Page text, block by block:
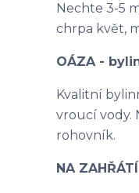
Nechte 3-5
chrpa květ,
OÁZA -
Kvalitní
vroucí vody.
rohovník.
NA